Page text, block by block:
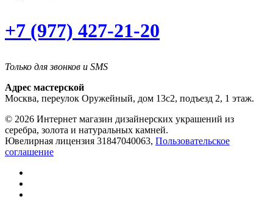
+7 (977) 427-21-20
Только для звонков и SMS
Адрес мастерской
Москва, переулок Оружейный, дом 13с2, подъезд 2, 1 этаж.
© 2026 Интернет магазин дизайнерских украшений из
серебра, золота и натуральных камней.
Ювелирная лицензия 31847040063, Пользовательское
соглашение